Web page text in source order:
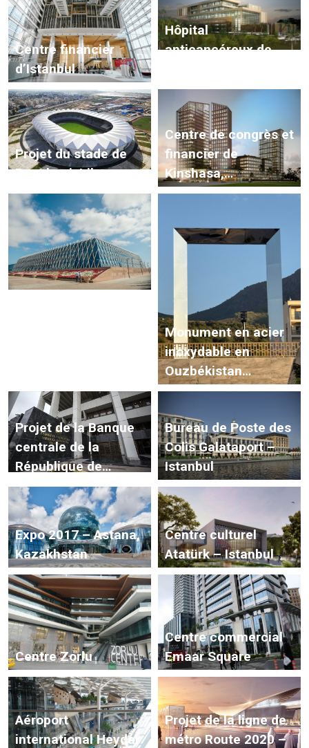
Centre financier
d’Istanbul
Hôpital
anticancéreux de
Projet du stade de
Benghazi, Libye
Centre de congrès et
financier de
Kinshasa,
République
Congo
Monument en acier
inoxydable en
Ouzbékistan
(Discovery Invest)
Projet de la Banque
centrale de la
République de
Turquie
Bureau de Poste des
Colis Galataport –
Istanbul
Expo 2017 – Astana,
Kazakhstan
Centre culturel
Atatürk – Istanbul
Centre Zorlu
Centre commercial
Emaar Square
Aéroport
international Heydar
Projet de la ligne de
métro Route 2020 –